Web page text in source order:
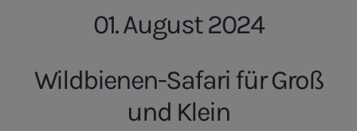
01. August 2024
Wildbienen-Safari für Groß
und Klein